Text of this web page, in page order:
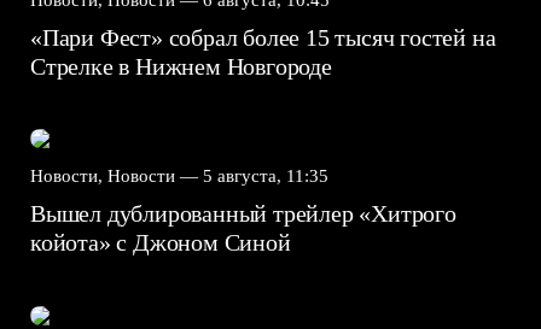
«Пари Фест» собрал более 15 тысяч гостей на
Стрелке в Нижнем Новгороде
Новости, Новости — 5 августа, 11:35
Вышел дублированный трейлер «Хитрого
койота» с Джоном Синой